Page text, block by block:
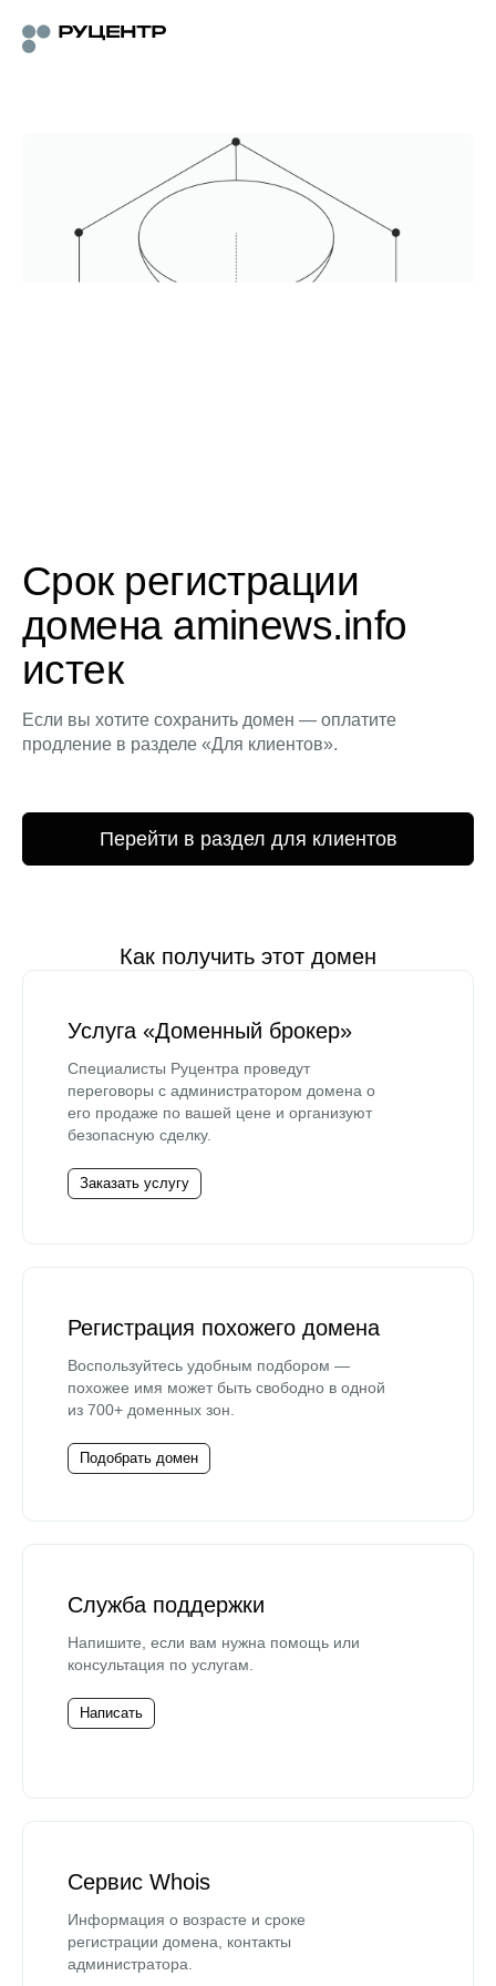
Срок регистрации
домена aminews.info
истек
Если вы хотите сохранить домен — оплатите
продление в разделе «Для клиентов».
Перейти в раздел для клиентов
Как получить этот домен
Услуга «Доменный брокер»
Специалисты Руцентра проведут
переговоры с администратором домена о
его продаже по вашей цене и организуют
безопасную сделку.
Заказать услугу
Регистрация похожего домена
Воспользуйтесь удобным подбором —
похожее имя может быть свободно в одной
из 700+ доменных зон.
Подобрать домен
Служба поддержки
Напишите, если вам нужна помощь или
консультация по услугам.
Написать
Сервис Whois
Информация о возрасте и сроке
регистрации домена, контакты
администратора.